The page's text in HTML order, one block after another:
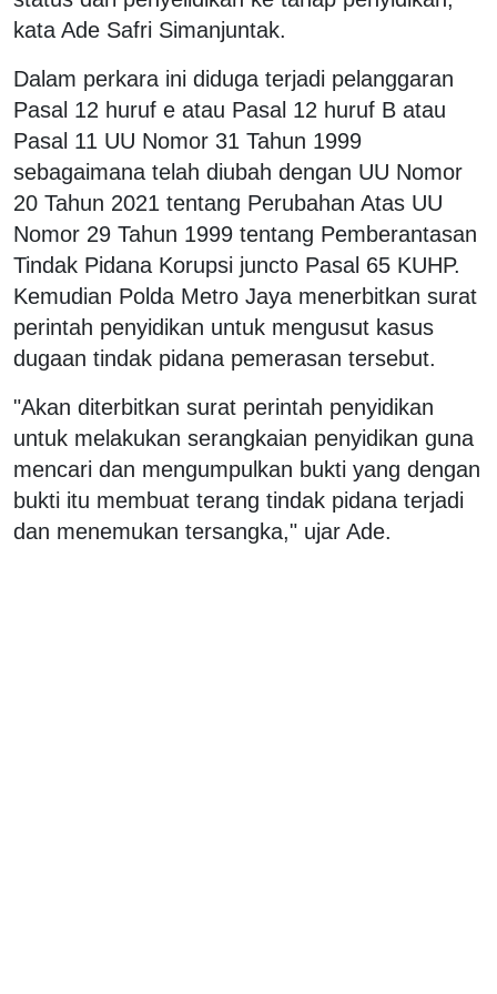
kata Ade Safri Simanjuntak.
Dalam perkara ini diduga terjadi pelanggaran
Pasal 12 huruf e atau Pasal 12 huruf B atau
Pasal 11 UU Nomor 31 Tahun 1999
sebagaimana telah diubah dengan UU Nomor
20 Tahun 2021 tentang Perubahan Atas UU
Nomor 29 Tahun 1999 tentang Pemberantasan
Tindak Pidana Korupsi juncto Pasal 65 KUHP.
Kemudian Polda Metro Jaya menerbitkan surat
perintah penyidikan untuk mengusut kasus
dugaan tindak pidana pemerasan tersebut.
"Akan diterbitkan surat perintah penyidikan
untuk melakukan serangkaian penyidikan guna
mencari dan mengumpulkan bukti yang dengan
bukti itu membuat terang tindak pidana terjadi
dan menemukan tersangka," ujar Ade.